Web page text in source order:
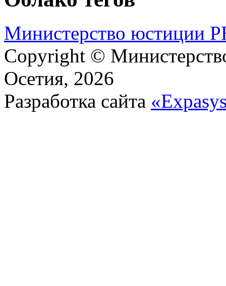
М​и​н​и​с​т​е​р​с​т​в​о​ ​ю​с​т​и​ц​и​и​
Copyright ©
Осетия, 2026
Разработка сайта